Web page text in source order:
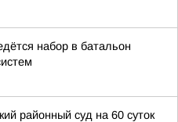
набор в батальон
районный суд на 60 суток